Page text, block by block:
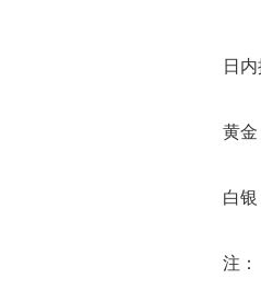
日内操
黄金：
白银：
注：